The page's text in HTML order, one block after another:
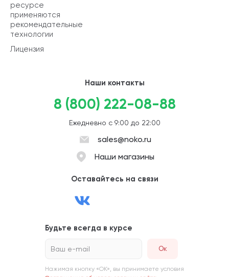
ресурсе
применяются
рекомендательные
технологии
Лицензия
Наши контакты
8 (800) 222-08-88
Ежедневно с 9:00 до 22:00
sales@noko.ru
Наши магазины
Оставайтесь на связи
Будьте всегда в курсе
Ваш e-mail
Нажимая кнопку «ОК», вы принимаете условия